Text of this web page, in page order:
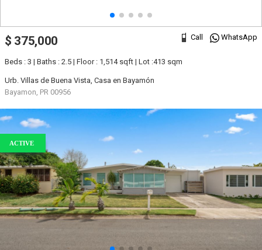
Call WhatsApp
$ 375,000
Beds : 3 | Baths : 2.5 | Floor : 1,514 sqft | Lot :413 sqm
Urb. Villas de Buena Vista, Casa en Bayamón
Bayamon, PR 00956
ACTIVE